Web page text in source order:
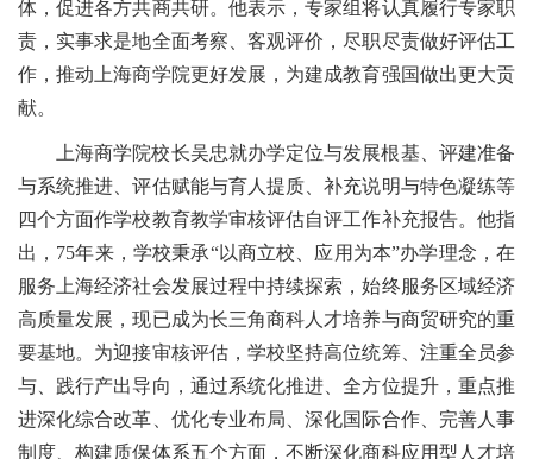
体，促进各方共商共研。他表示，专家组将认真履行专家职
责，实事求是地全面考察、客观评价，尽职尽责做好评估工
作，推动上海商学院更好发展，为建成教育强国做出更大贡
献。
上海商学院校长吴忠就办学定位与发展根基、评建准备
与系统推进、评估赋能与育人提质、补充说明与特色凝练等
四个方面作学校教育教学审核评估自评工作补充报告。他指
出，75年来，学校秉承“以商立校、应用为本”办学理念，在
服务上海经济社会发展过程中持续探索，始终服务区域经济
高质量发展，现已成为长三角商科人才培养与商贸研究的重
要基地。为迎接审核评估，学校坚持高位统筹、注重全员参
与、践行产出导向，通过系统化推进、全方位提升，重点推
进深化综合改革、优化专业布局、深化国际合作、完善人事
制度、构建质保体系五个方面，不断深化商科应用型人才培